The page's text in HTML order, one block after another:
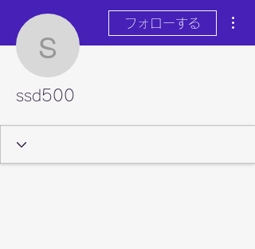
ssd500
フォローする
ssd500